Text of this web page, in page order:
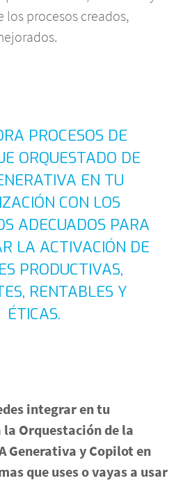
procesos creados,
PROCESOS DE
ORQUESTADO DE
EN TU
CON LOS
ADECUADOS PARA
LA ACTIVACIÓN DE
PRODUCTIVAS,
RENTABLES Y
ÉTICAS.
integrar en tu
Orquestación de la
Generativa y Copilot en
que uses o vayas a usar